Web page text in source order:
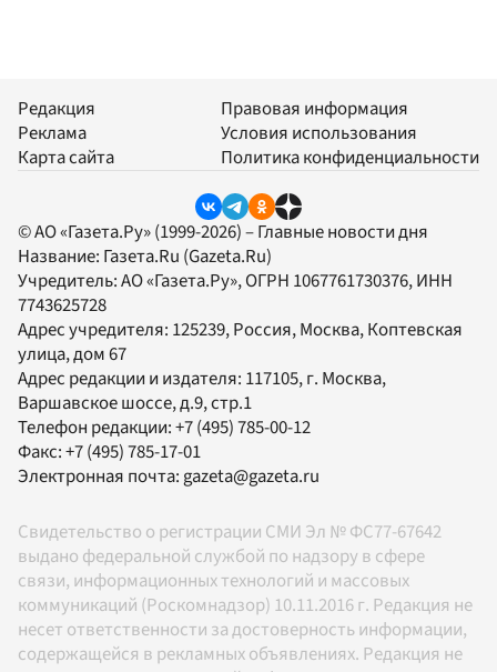
Редакция
Реклама
Карта сайта
Правовая информация
Условия использования
Политика конфиденциальности
© АО «Газета.Ру» (1999-2026) – Главные новости дня
Название: Газета.Ru (Gazeta.Ru)
Учредитель:АО «Газета.Ру», ОГРН 1067761730376, ИНН
7743625728
Адрес учредителя: 125239, Россия, Москва, Коптевская
улица, дом 67
Адрес редакции и издателя: 117105, г. Москва,
Варшавское шоссе, д.9, стр.1
Телефон редакции:+7 (495) 785-00-12
Факс:+7 (495) 785-17-01
Электронная почта: gazeta@gazeta.ru
Свидетельство о регистрации СМИ Эл № ФС77-67642
выдано федеральной службой по надзору в сфере
связи, информационных технологий и массовых
коммуникаций (Роскомнадзор) 10.11.2016 г. Редакция не
несет ответственности за достоверность информации,
содержащейся в рекламных объявлениях. Редакция не